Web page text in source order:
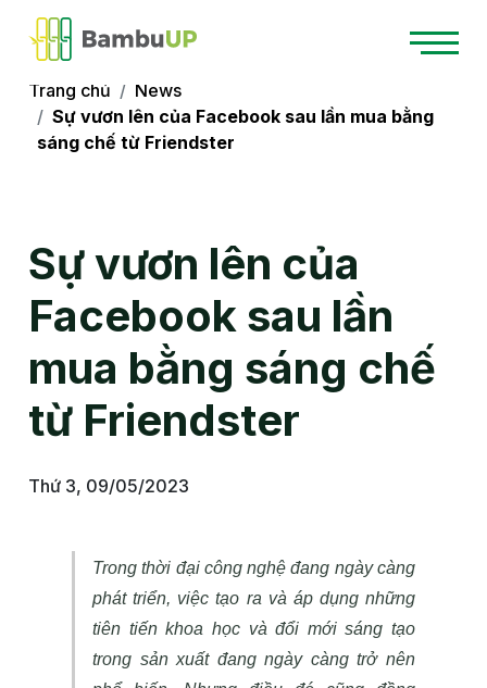
Trang chủ
News
Sự vươn lên của Facebook sau lần mua bằng
sáng chế từ Friendster
Sự vươn lên của
Facebook sau lần
mua bằng sáng chế
từ Friendster
Thứ 3, 09/05/2023
Trong thời đại công nghệ đang ngày càng
phát triển, việc tạo ra và áp dụng những
tiên tiến khoa học và đổi mới sáng tạo
trong sản xuất đang ngày càng trở nên